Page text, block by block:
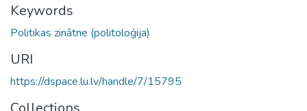
Keywords
Politikas zinātne (politoloģija)
URI
https://dspace.lu.lv/handle/7/15795